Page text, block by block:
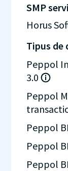
SMP
Horus
Tipus de
Peppol
3.0
Peppol
Peppol
Peppol
Peppol